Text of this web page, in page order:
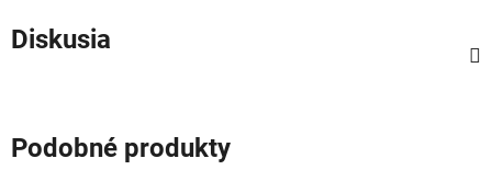
Diskusia
Podobné produkty